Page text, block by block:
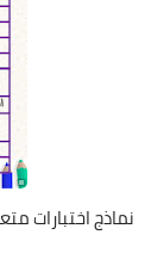
نماذج اختبارات